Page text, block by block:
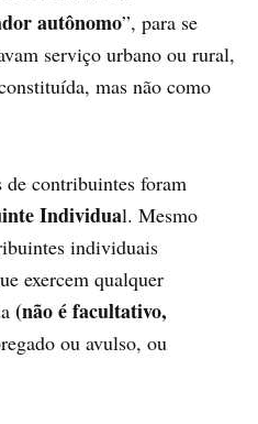
autônomo”, para se
serviço urbano ou rural,
mas não como
de contribuintes foram
Individual. Mesmo
individuais
exercem qualquer
(não é facultativo,
ou avulso, ou